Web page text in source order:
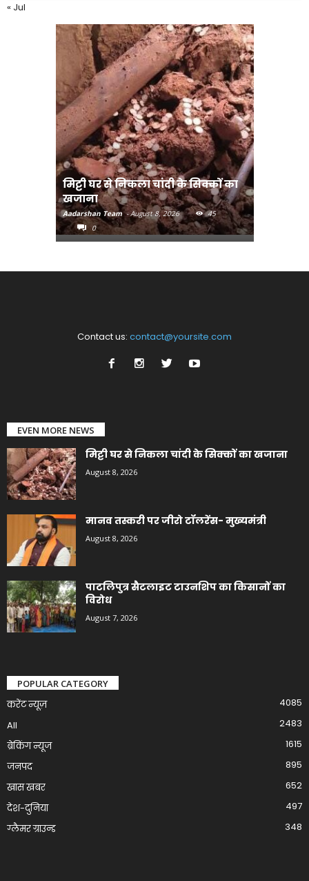
« Jul
मिट्टी घर से निकला चांदी के सिक्कों का
खजाना
Aadarshan Team - August 8, 2026
45
0
Contact us: contact@yoursite.com
EVEN MORE NEWS
मिट्टी घर से निकला चांदी के सिक्कों का खजाना
August 8, 2026
मानव तस्करी पर जीरो टॉलरेंस- मुख्यमंत्री
August 8, 2026
पाटलिपुत्र सैटलाइट टाउनशिप का किसानों का
विरोध
August 7, 2026
POPULAR CATEGORY
करेंट न्यूज़
4085
All
2483
ब्रेकिंग न्यूज
1615
जनपद
895
खास खबर
652
देश-दुनिया
497
ग्लैमर ग्राउन्ड
348